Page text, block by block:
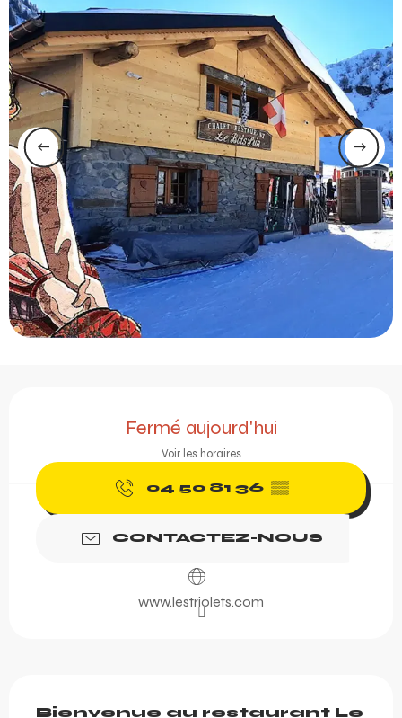
Fermé aujourd'hui
Voir les horaires
04 50 81 36 ▒▒
CONTACTEZ-NOUS
www.lestriolets.com
Bienvenue au restaurant Le